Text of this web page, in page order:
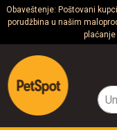
Obaveštenje: Poštovani
porudžbina u našim
Psi
Mačke
Glodari